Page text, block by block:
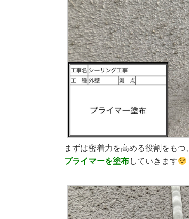
まずは密着力を高める役割をもつ、
プライマーを塗布していきます